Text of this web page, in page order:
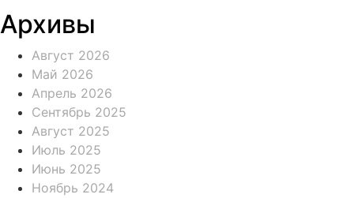
Архивы
Август 2026
Май 2026
Апрель 2026
Сентябрь 2025
Август 2025
Июль 2025
Июнь 2025
Ноябрь 2024